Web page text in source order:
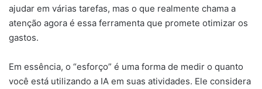
ajudar em várias tarefas, mas o que realmente chama a
atenção agora é essa ferramenta que promete otimizar os
gastos.
Em essência, o “esforço” é uma forma de medir o quanto
você está utilizando a IA em suas atividades. Ele considera